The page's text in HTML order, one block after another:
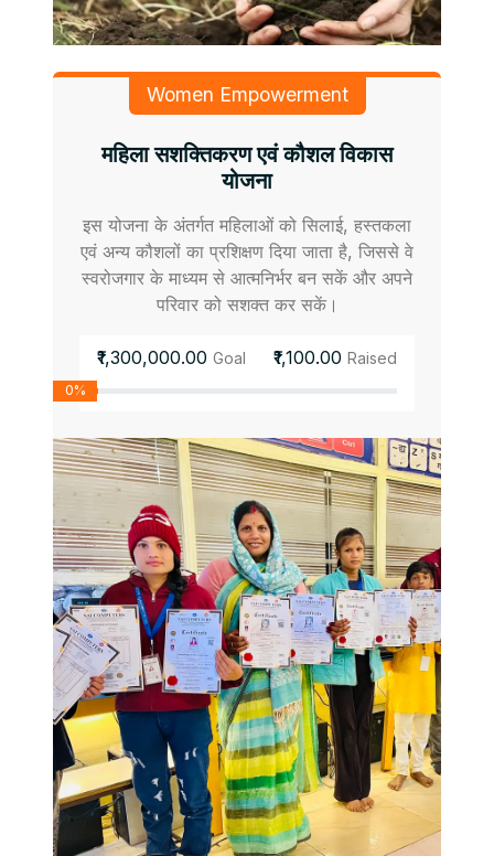
Women Empowerment
महिला सशक्तिकरण एवं कौशल विकास
योजना
इस योजना के अंतर्गत महिलाओं को सिलाई, हस्तकला
एवं अन्य कौशलों का प्रशिक्षण दिया जाता है, जिससे वे
स्वरोजगार के माध्यम से आत्मनिर्भर बन सकें और अपने
परिवार को सशक्त कर सकें।
₹1,300,000.00 Goal ₹1,100.00 Raised
0%